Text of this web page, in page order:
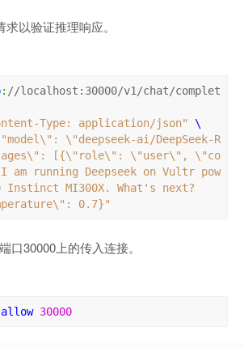
以验证推理响应。
: //localhost:30000/v1/chat/complet
Type: application/json"
\
\"deepseek-ai/DeepSeek-R
[{\"role\": \"user\", \"co
running Deepseek on Vultr pow
Instinct MI300X. What's next?
0.7}"
口30000上的传入连接。
30000